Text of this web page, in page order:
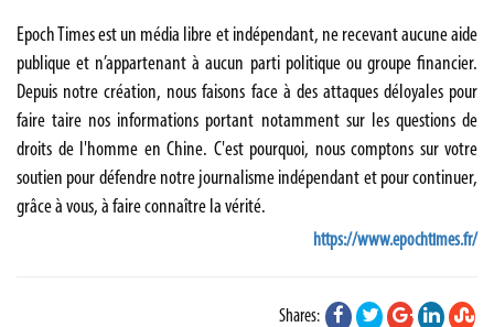
Epoch Times est un média libre et indépendant, ne recevant aucune aide
publique et n’appartenant à aucun parti politique ou groupe financier.
Depuis notre création, nous faisons face à des attaques déloyales pour
faire taire nos informations portant notamment sur les questions de
droits de l'homme en Chine. C'est pourquoi, nous comptons sur votre
soutien pour défendre notre journalisme indépendant et pour continuer,
grâce à vous, à faire connaître la vérité.
https://www.epochtimes.fr/
Shares: